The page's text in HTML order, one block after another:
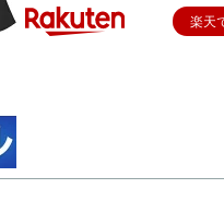
楽天